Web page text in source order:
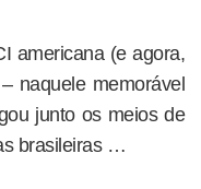
americana (e agora,
naquele memorável
junto os meios de
brasileiras …